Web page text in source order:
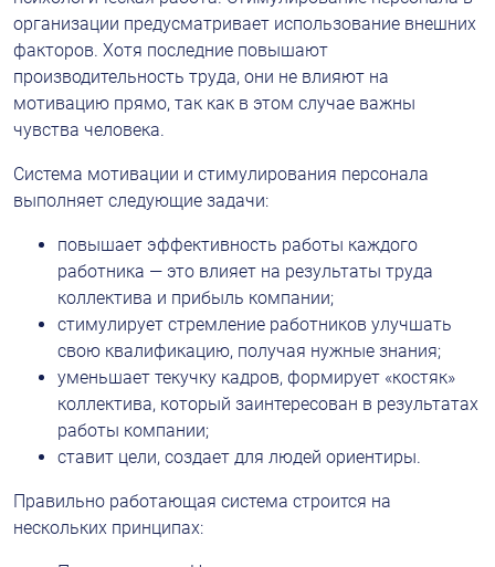
организации предусматривает использование внешних
факторов. Хотя последние повышают
производительность труда, они не влияют на
мотивацию прямо, так как в этом случае важны
чувства человека.
Система мотивации и стимулирования персонала
выполняет следующие задачи:
повышает эффективность работы каждого
работника — это влияет на результаты труда
коллектива и прибыль компании;
стимулирует стремление работников улучшать
свою квалификацию, получая нужные знания;
уменьшает текучку кадров, формирует «костяк»
коллектива, который заинтересован в результатах
работы компании;
ставит цели, создает для людей ориентиры.
Правильно работающая система строится на
нескольких принципах: